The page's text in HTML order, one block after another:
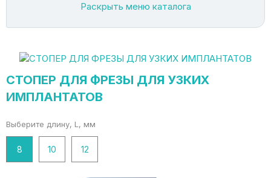
Раскрыть меню каталога
СТОПЕР ДЛЯ ФРЕЗЫ ДЛЯ УЗКИХ
ИМПЛАНТАТОВ
Выберите длину, L, мм
8 10 12